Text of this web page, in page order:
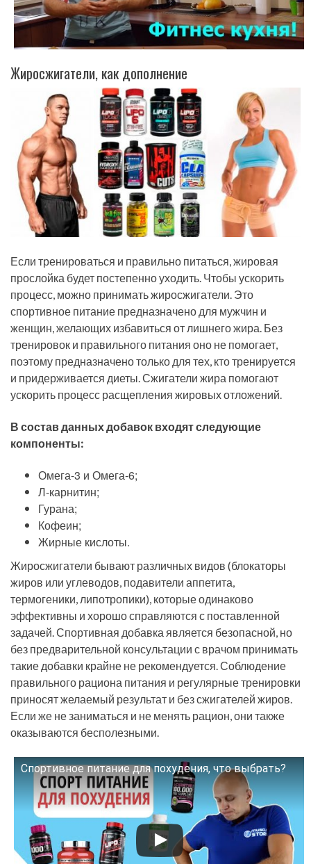
Жиросжигатели, как дополнение
Если тренироваться и правильно питаться, жировая
прослойка будет постепенно уходить. Чтобы ускорить
процесс, можно принимать жиросжигатели. Это
спортивное питание предназначено для мужчин и
женщин, желающих избавиться от лишнего жира. Без
тренировок и правильного питания оно не помогает,
поэтому предназначено только для тех, кто тренируется
и придерживается диеты. Сжигатели жира помогают
ускорить процесс расщепления жировых отложений.
В состав данных добавок входят следующие
компоненты:
Омега-3 и Омега-6;
Л-карнитин;
Гурана;
Кофеин;
Жирные кислоты.
Жиросжигатели бывают различных видов (блокаторы
жиров или углеводов, подавители аппетита,
термогеники, липотропики), которые одинаково
эффективны и хорошо справляются с поставленной
задачей. Спортивная добавка является безопасной, но
без предварительной консультации с врачом принимать
такие добавки крайне не рекомендуется. Соблюдение
правильного рациона питания и регулярные тренировки
приносят желаемый результат и без сжигателей жиров.
Если же не заниматься и не менять рацион, они также
оказываются бесполезными.
Спортивное питание для похудения, что выбрать?
Смотрите это видео на YouTube